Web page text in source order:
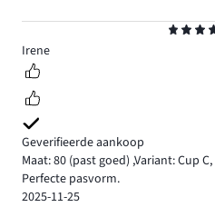
5
Irene
Geverifieerde aankoop
Maat: 80 (past goed) ,Variant: Cup C,
Perfecte pasvorm.
2025-11-25